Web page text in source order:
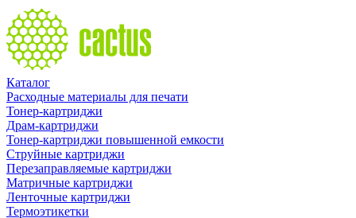
Каталог
Расходные материалы для печати
Тонер-картриджи
Драм-картриджи
Тонер-картриджи повышенной емкости
Струйные картриджи
Перезаправляемые картриджи
Матричные картриджи
Ленточные картриджи
Термоэтикетки